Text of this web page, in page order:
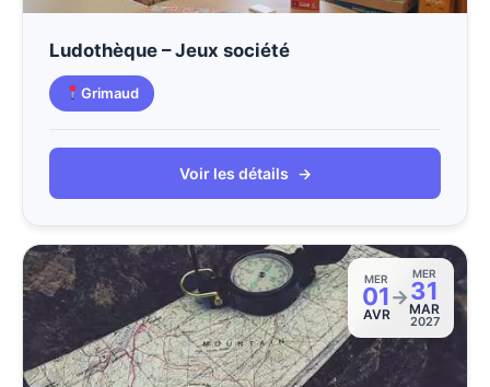
Ludothèque – Jeux société
Grimaud
Voir les détails →
MER
01
AVR
→
MER
31
MAR
2027